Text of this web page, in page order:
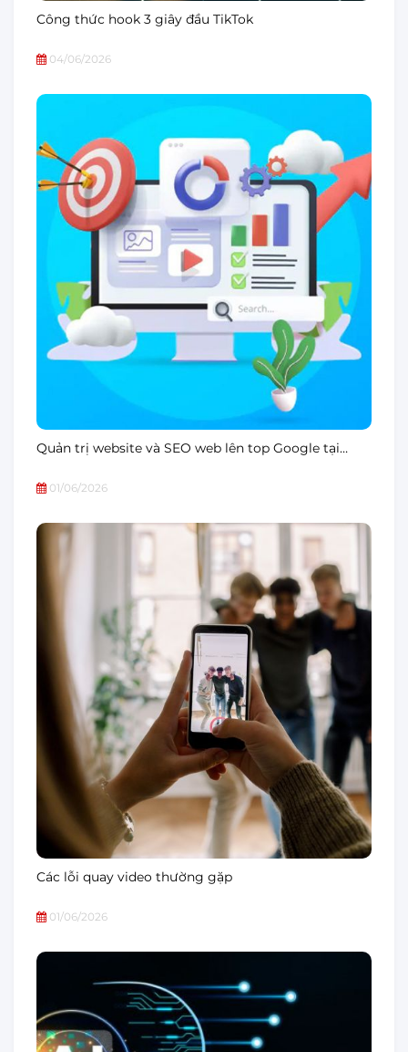
Công thức hook 3 giây đầu TikTok
04/06/2026
Quản trị website và SEO web lên top Google tại…
01/06/2026
Các lỗi quay video thường gặp
01/06/2026